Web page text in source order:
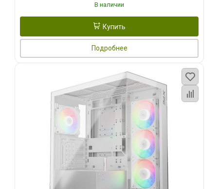
В наличии
Купить
Подробнее